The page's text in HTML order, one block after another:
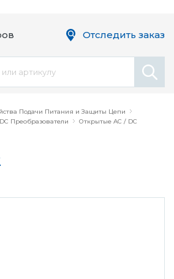
Подачи Питания и Защиты Цепи
Преобразователи
Открытые AC / DC
Отследить заказ